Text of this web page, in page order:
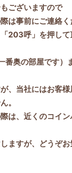
ございますので
は事前にご連絡く
203呼」を押し
番奥の部屋です）
、当社にはお客
。
は、近くのコイ
ますが、どうぞ